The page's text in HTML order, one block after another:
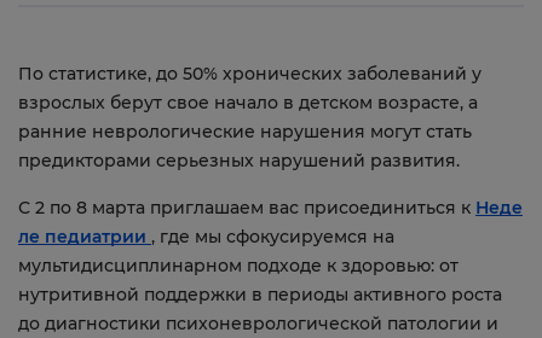
По статистике, до 50% хронических заболеваний у
взрослых берут свое начало в детском возрасте, а
ранние неврологические нарушения могут стать
предикторами серьезных нарушений развития.
С 2 по 8 марта приглашаем вас присоединиться к Неде
ле педиатрии , где мы сфокусируемся на
мультидисциплинарном подходе к здоровью: от
нутритивной поддержки в периоды активного роста
до диагностики психоневрологической патологии и